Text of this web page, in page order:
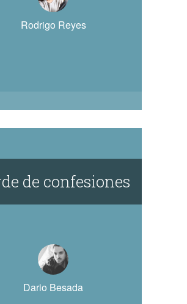
Rodrigo Reyes
de confesiones
Dario Besada